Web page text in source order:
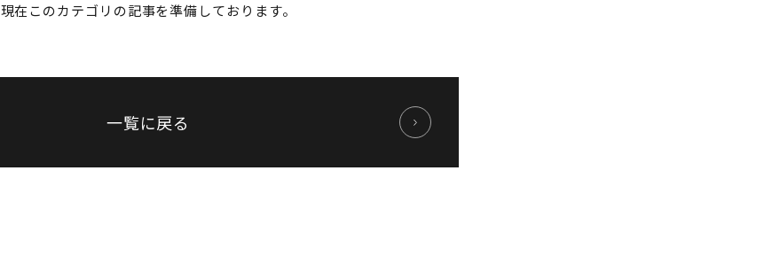
現在このカテゴリの記事を準備しております。
一覧に戻る